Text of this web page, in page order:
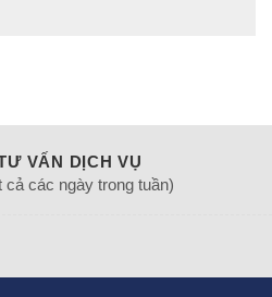
VẤN DỊCH VỤ
cả các ngày trong tuần)